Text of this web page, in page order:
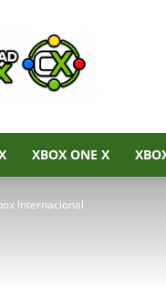
Noticias
de
Xbox
Series
Xbox
One
360
XBOX ONE X
Internacional